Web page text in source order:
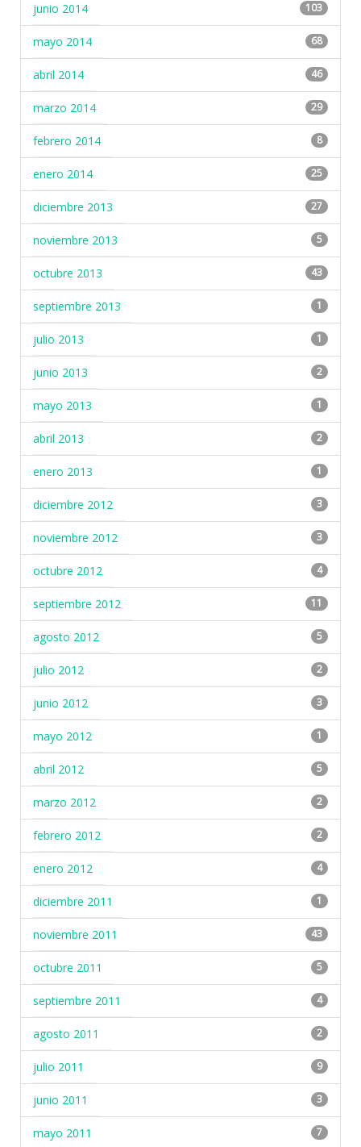
junio 2014 103
mayo 2014 68
abril 2014 46
marzo 2014 29
febrero 2014 8
enero 2014 25
diciembre 2013 27
noviembre 2013 5
octubre 2013 43
septiembre 2013 1
julio 2013 1
junio 2013 2
mayo 2013 1
abril 2013 2
enero 2013 1
diciembre 2012 3
noviembre 2012 3
octubre 2012 4
septiembre 2012 11
agosto 2012 5
julio 2012 2
junio 2012 3
mayo 2012 1
abril 2012 5
marzo 2012 2
febrero 2012 2
enero 2012 4
diciembre 2011 1
noviembre 2011 43
octubre 2011 5
septiembre 2011 4
agosto 2011 2
julio 2011 9
junio 2011 3
mayo 2011 7